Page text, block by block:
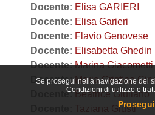
Se prosegui nella navigazione del
Condizioni di utilizzo e
Prosegui
Docente: Elisa GARIERI
Docente: Elisa Garieri
Docente: Flavio Genovese
Docente: Elisabetta Ghedin
Docente:Marina Giacometti
Docente:Maria Cristina
Docente:Beatrice Giuliano
Taziana Giusti